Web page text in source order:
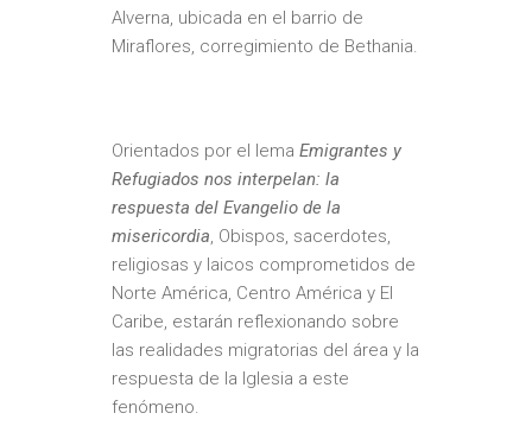
Alverna, ubicada en el barrio de
Miraflores, corregimiento de Bethania.
Orientados por el lema Emigrantes y
Refugiados nos interpelan: la
respuesta del Evangelio de la
misericordia, Obispos, sacerdotes,
religiosas y laicos comprometidos de
Norte América, Centro América y El
Caribe, estarán reflexionando sobre
las realidades migratorias del área y la
respuesta de la Iglesia a este
fenómeno.